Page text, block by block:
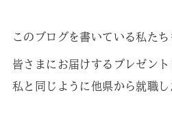
このブログを書いている私たち
皆さまにお届けするプレゼント
私と同じように他県から就職